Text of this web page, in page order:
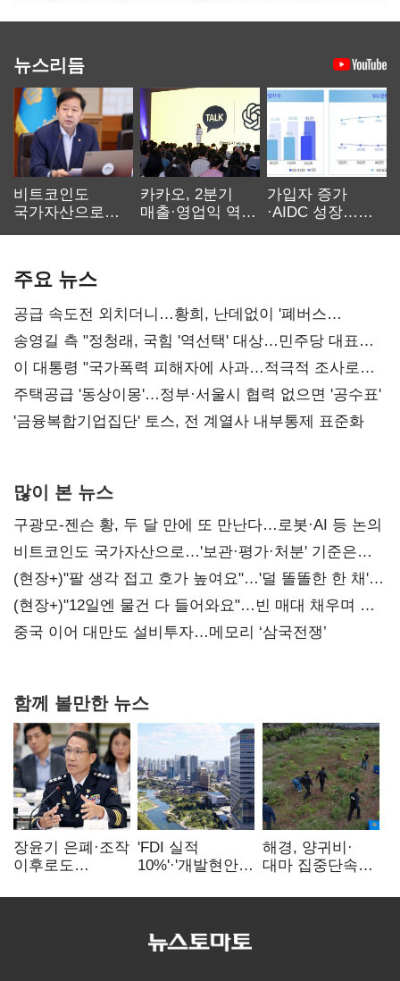
뉴스리듬
비트코인도
국가자산으로…'
카카오, 2분기
매출·영업익 역대
가입자 증가
·AIDC 성장…
주요 뉴스
공급 속도전 외치더니…황희, 난데없이 '폐버스
리모델링' 제안
송영길 측 "정청래, 국힘 '역선택' 대상…민주당 대표로
총선 지휘 못해"
이 대통령 "국가폭력 피해자에 사과…적극적 조사로
진실 밝혀야"
주택공급 '동상이몽'…정부·서울시 협력 없으면 '공수표'
'금융복합기업집단' 토스, 전 계열사 내부통제 표준화
많이 본 뉴스
구광모-젠슨 황, 두 달 만에 또 만난다…로봇·AI 등 논의
비트코인도 국가자산으로…'보관·평가·처분' 기준은
숙제
(현장+)"팔 생각 접고 호가 높여요"…'덜 똘똘한 한 채'
20억 키맞추기
(현장+)"12일엔 물건 다 들어와요"…빈 매대 채우며 문
연 홈플러스
중국 이어 대만도 설비투자…메모리 ‘삼국전쟁’
함께 볼만한 뉴스
장윤기 은폐·조작
이후로도
내부비위…경찰
'FDI 실적
10%'·'개발현안
인천경제청장
해경, 양귀비·
대마 집중단속…
249명 검거